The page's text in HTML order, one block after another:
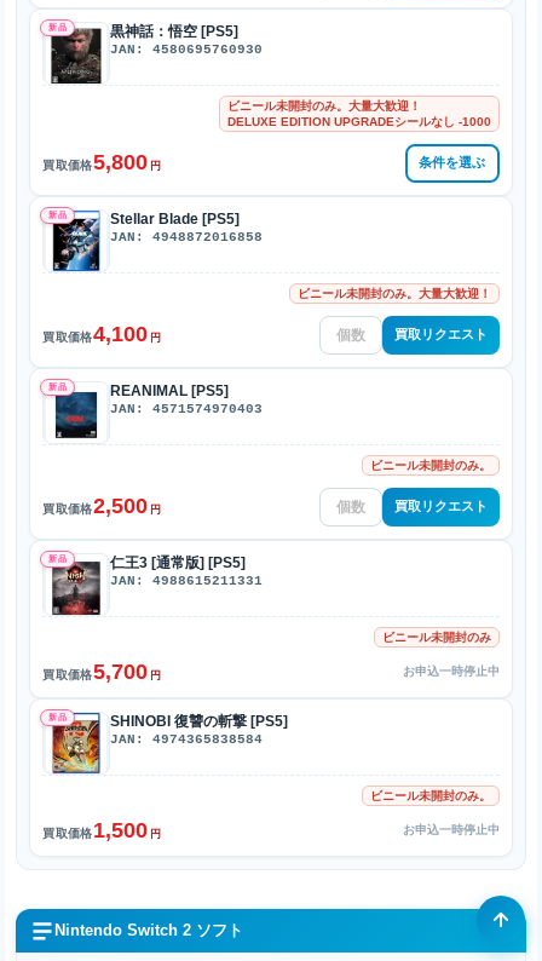
新品 黒神話：悟空 [PS5]
JAN: 4580695760930
ビニール未開封のみ。大量大歓迎！
DELUXE EDITION UPGRADEシールなし -1000
買取価格5,800 円 条件を選ぶ
新品 Stellar Blade [PS5]
JAN: 4948872016858
ビニール未開封のみ。大量大歓迎！
買取価格4,100 円 買取リクエスト
新品 REANIMAL [PS5]
JAN: 4571574970403
ビニール未開封のみ。
買取価格2,500 円 買取リクエスト
新品 仁王3 [通常版] [PS5]
JAN: 4988615211331
ビニール未開封のみ
買取価格5,700 円 お申込一時停止中
新品 SHINOBI 復讐の斬撃 [PS5]
JAN: 4974365838584
ビニール未開封のみ。
買取価格1,500 円 お申込一時停止中
Nintendo Switch 2 ソフト